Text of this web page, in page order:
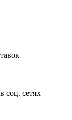
соц. сетях